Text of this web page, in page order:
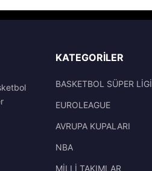
KATEGORILER
BASKETBOL SÜPER LİGİ
EUROLEAGUE
AVRUPA KUPALARI
NBA
MİLLİ TAKIMLAR